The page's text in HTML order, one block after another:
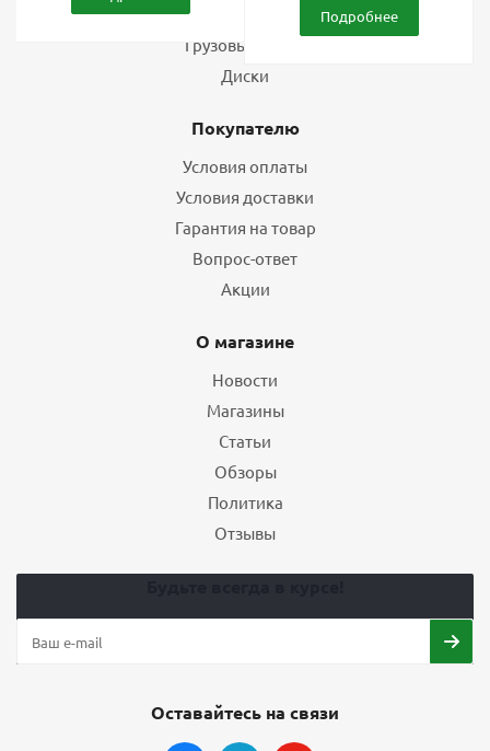
Подробнее
Грузовые шины
Диски
Покупателю
Условия оплаты
Условия доставки
Гарантия на товар
Вопрос-ответ
Акции
О магазине
Новости
Магазины
Статьи
Обзоры
Политика
Отзывы
Оставайтесь на связи